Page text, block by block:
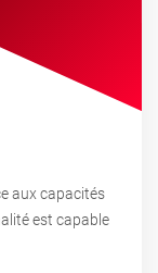
aux capacités
est capable